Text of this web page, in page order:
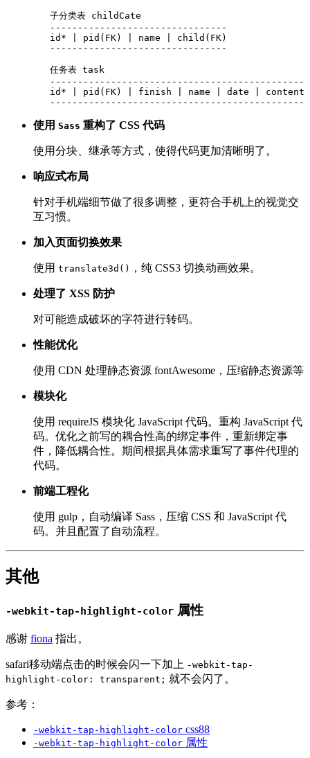
   子分类表 childCate
   --------------------------------
   id* | pid(FK) | name | child(FK)
   --------------------------------
   任务表 task
   ----------------------------------------------
   id* | pid(FK) | finish | name | date | content
使用 Sass 重构了 CSS 代码
使用分块、继承等方式，使得代码更加清晰明了。
响应式布局
针对手机端细节做了很多调整，更符合手机上的视觉交
互习惯。
加入页面切换效果
使用 translate3d() ，纯 CSS3 切换动画效果。
处理了 XSS 防护
对可能造成破坏的字符进行转码。
性能优化
使用 CDN 处理静态资源 fontAwesome，压缩静态资源等
模块化
使用 requireJS 模块化 JavaScript 代码。重构 JavaScript 代
码。优化之前写的耦合性高的绑定事件，重新绑定事
件，降低耦合性。期间根据具体需求重写了事件代理的
代码。
前端工程化
使用 gulp，自动编译 Sass，压缩 CSS 和 JavaScript 代
码。并且配置了自动流程。
其他
-webkit-tap-highlight-color 属性
感谢 fiona 指出。
safari移动端点击的时候会闪一下加上 -webkit-tap-
highlight-color: transparent; 就不会闪了。
参考：
-webkit-tap-highlight-color css88
-webkit-tap-highlight-color 属性